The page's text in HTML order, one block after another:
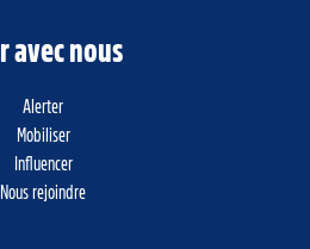
avec nous
Alerter
Mobiliser
Influencer
Nous rejoindre